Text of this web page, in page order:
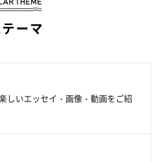
ーマ
しいエッセイ・画像・動画をご紹